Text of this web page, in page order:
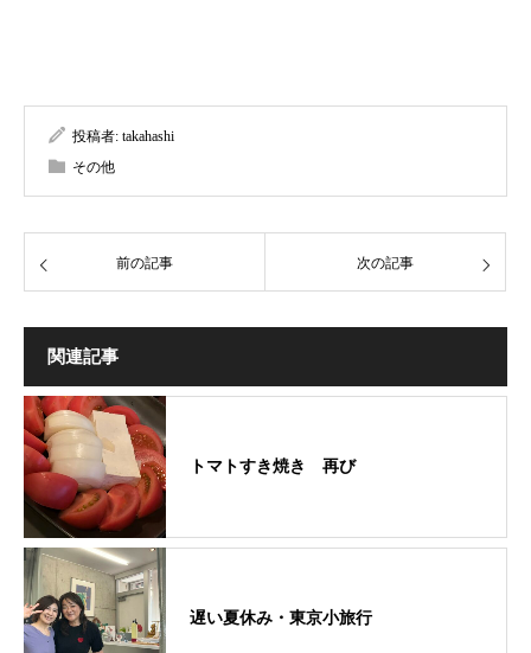
投稿者: takahashi
その他
前の記事 次の記事
関連記事
トマトすき焼き 再び
遅い夏休み・東京小旅行